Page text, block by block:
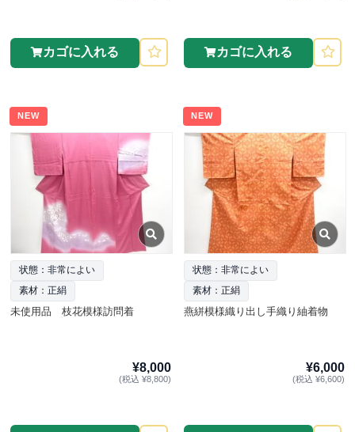
カゴに入れる カゴに入れる
NEW
状態：非常によい
素材：正絹
未使用品 枝花模様訪問着
¥8,000
(税込 ¥8,800)
NEW
状態：非常によい
素材：正絹
燕絣模様織り出し手織り紬着物
¥6,000
(税込 ¥6,600)